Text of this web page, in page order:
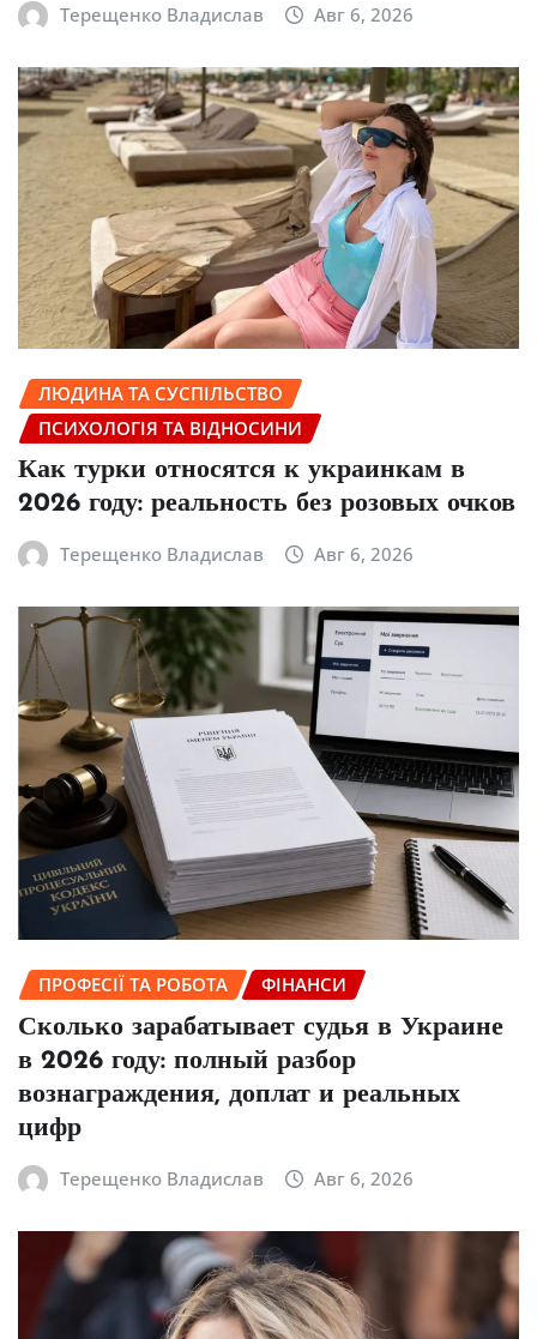
Терещенко Владислав Авг 6, 2026
ЛЮДИНА ТА СУСПІЛЬСТВО
ПСИХОЛОГІЯ ТА ВІДНОСИНИ
Как турки относятся к украинкам в
2026 году: реальность без розовых очков
Терещенко Владислав Авг 6, 2026
ПРОФЕСІЇ ТА РОБОТА ФІНАНСИ
Сколько зарабатывает судья в Украине
в 2026 году: полный разбор
вознаграждения, доплат и реальных
цифр
Терещенко Владислав Авг 6, 2026